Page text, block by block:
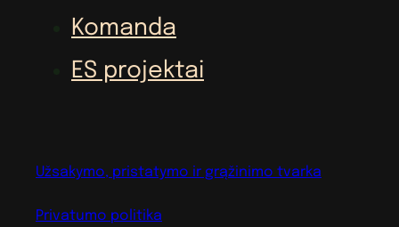
Komanda
ES projektai
Privatumo politika
Užsakymo, pristatymo ir grąžinimo tvarka